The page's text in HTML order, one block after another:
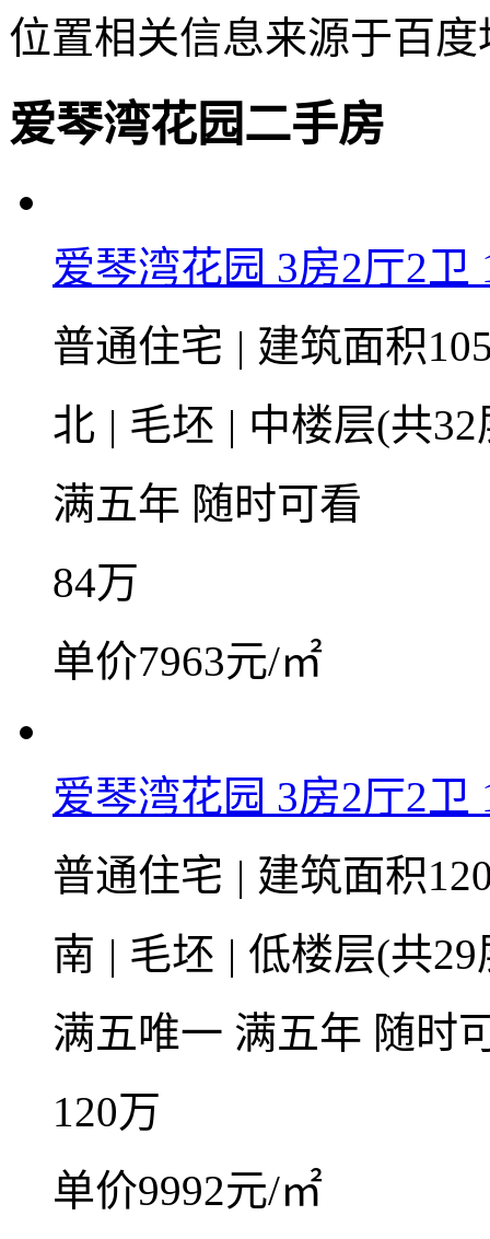
位置相关信息来源于百
爱琴湾花园二手房
爱琴湾花园 3房2厅2卫
普通住宅 | 建筑面积
北 | 毛坯 | 中楼层(共
满五年 随时可看
84万
单价7963元/㎡
爱琴湾花园 3房2厅2卫
普通住宅 | 建筑面积
南 | 毛坯 | 低楼层(共
满五唯一 满五年 随时
120万
单价9992元/㎡